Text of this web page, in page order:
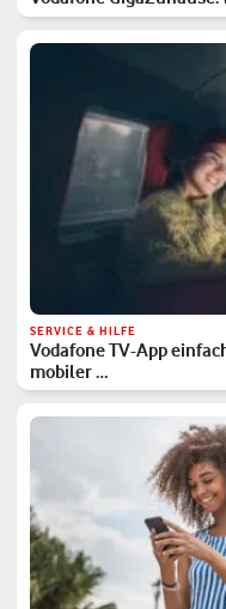
SERVICE & HILFE
Vodafone TV-App
mobiler …